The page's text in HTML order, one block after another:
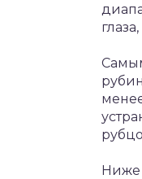
Ниже